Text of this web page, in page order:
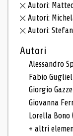
Autori:
Autori:
Autori:
Autori
Alessandro
Fabio
Giorgio
Giovanna
Lorella Bono
+ altri